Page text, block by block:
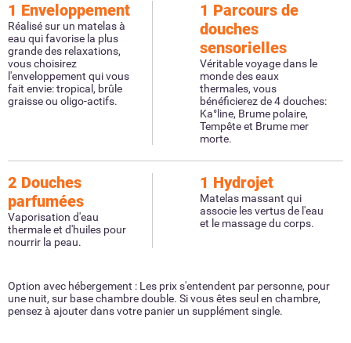
1 Enveloppement
Réalisé sur un matelas à
eau qui favorise la plus
grande des relaxations,
vous choisirez
l'enveloppement qui vous
fait envie: tropical, brûle
graisse ou oligo-actifs.
1 Parcours de
douches
sensorielles
Véritable voyage dans le
monde des eaux
thermales, vous
bénéficierez de 4 douches:
Ka°line, Brume polaire,
Tempête et Brume mer
morte.
2 Douches
parfumées
Vaporisation d'eau
thermale et d'huiles pour
nourrir la peau.
1 Hydrojet
Matelas massant qui
associe les vertus de l'eau
et le massage du corps.
Option avec hébergement : Les prix s'entendent par personne, pour
une nuit, sur base chambre double. Si vous êtes seul en chambre,
pensez à ajouter dans votre panier un supplément single.